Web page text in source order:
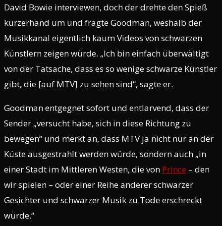
David Bowie interviewen, doch der drehte den Spieß
kurzerhand um und fragte Goodman, weshalb der
Musikkanal eigentlich kaum Videos von schwarzen
Künstlern zeigen würde. „Ich bin einfach überwältigt
von der Tatsache, dass es so wenige schwarze Künstler
gibt, die [auf MTV] zu sehen sind“, sagte er.
Goodman entgegnet sofort und entlarvend, dass der
Sender „versucht habe, sich in diese Richtung zu
bewegen“ und merkt an, dass MTV ja nicht nur an der
Küste ausgestrahlt werden würde, sondern auch „in
einer Stadt im Mittleren Westen, die von Prince – den
wir spielen – oder einer Reihe anderer schwarzer
Gesichter und schwarzer Musik zu Tode erschreckt
würde.“